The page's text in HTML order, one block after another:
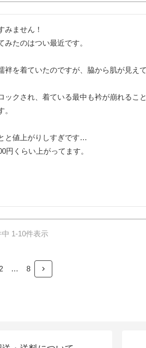
みません！
たのはつい最近です。
袢を着ていたのですが、脇から肌が見え
ックされ、着ている最中も衿が崩れるこ
と値上がりしすぎです…
円くらい上がってます。
中 1-10件表示
2 … 8